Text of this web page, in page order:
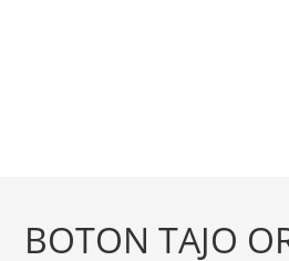
BOTON TAJO